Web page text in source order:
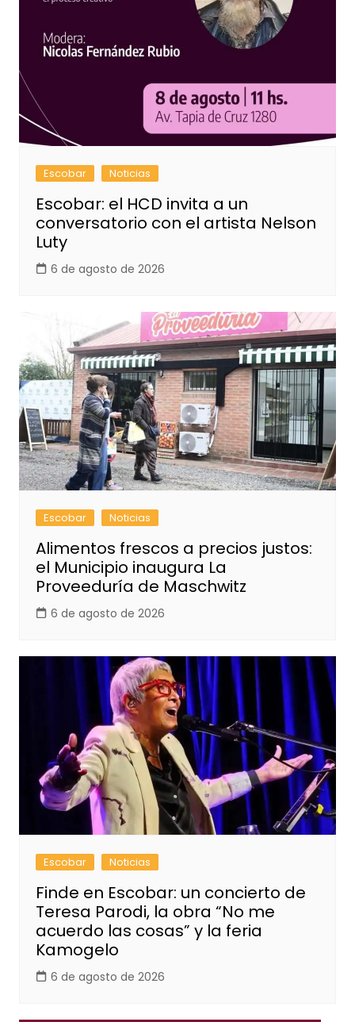
Escobar Noticias
Escobar: el HCD invita a un
conversatorio con el artista Nelson
Luty
6 de agosto de 2026
Escobar Noticias
Alimentos frescos a precios justos:
el Municipio inaugura La
Proveeduría de Maschwitz
6 de agosto de 2026
Escobar Noticias
Finde en Escobar: un concierto de
Teresa Parodi, la obra “No me
acuerdo las cosas” y la feria
Kamogelo
6 de agosto de 2026